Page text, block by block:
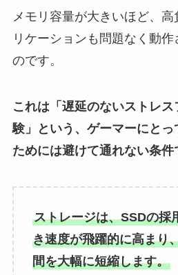
メモリ容量が大きいほど、
リケーションも問題なく動
のです。
これは「遅延のないストレ
験」という、ゲーマーにと
ためには避けて通れない条件
ストレージは、SSDの採
き速度が飛躍的に高まり
間を大幅に短縮します。